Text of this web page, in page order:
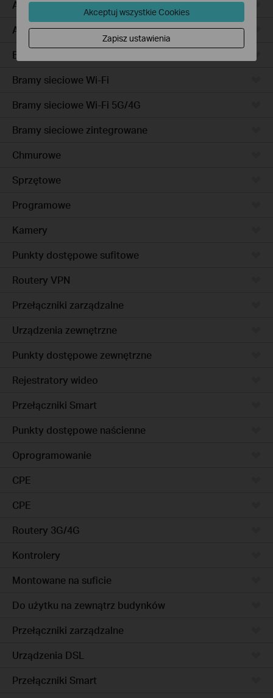
Access Pro
Access
Bramy sieciowe przewodowe
Bramy sieciowe Wi-Fi
Bramy sieciowe Wi-Fi 5G/4G
Bramy sieciowe zintegrowane
Chmurowe
Sprzętowe
Programowe
Kamery
Punkty dostępowe sufitowe
Routery VPN
Przełączniki zarządzalne
Urządzenia zewnętrzne
Punkty dostępowe zewnętrzne
Rejestratory wideo
Przełączniki Smart
Punkty dostępowe naścienne
Oprogramowanie
CPE
CPE
Routery 3G/4G
Kontrolery
Montowane na suficie
Do użytku na zewnątrz budynków
Przełączniki zarządzalne
Urządzenia DSL
Przełączniki Smart
Akceptuj wszystkie Cookies
Zapisz ustawienia